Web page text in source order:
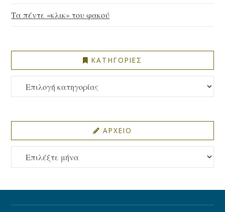
Τα πέντε «κλικ» του φακού
ΚΑΤΗΓΟΡΙΕΣ
ΚΑΤΗΓΟΡΙΕΣ
ΑΡΧΕΙΟ
ΑΡΧΕΙΟ